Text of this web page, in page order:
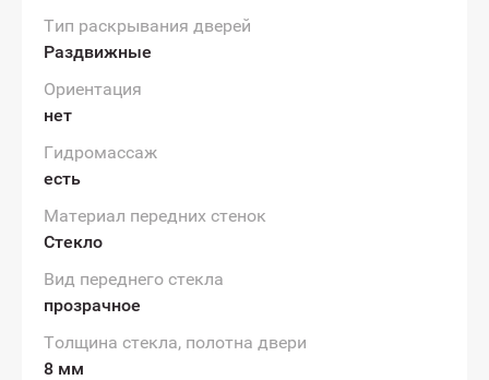
Тип раскрывания дверей
Раздвижные
Ориентация
нет
Гидромассаж
есть
Материал передних стенок
Стекло
Вид переднего стекла
прозрачное
Толщина стекла, полотна двери
8 мм